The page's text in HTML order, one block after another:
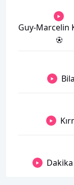
Guy-Marcelin
Dakika